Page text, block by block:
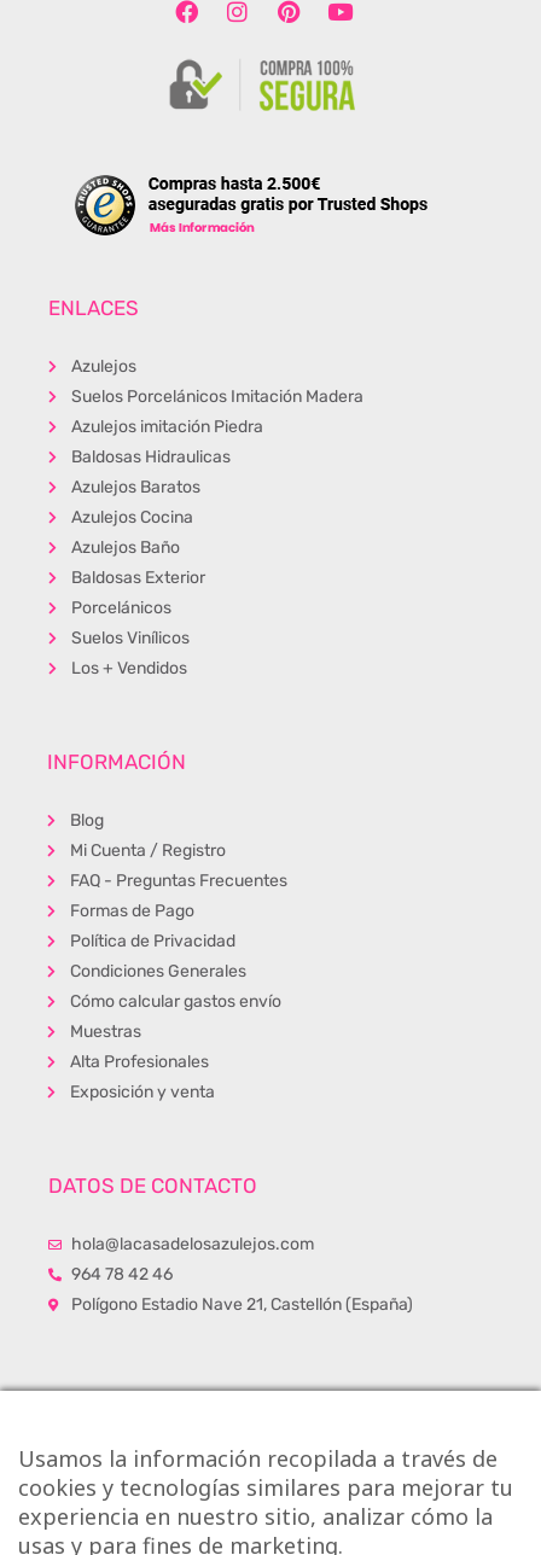
ENLACES
Azulejos
Suelos Porcelánicos Imitación Madera
Azulejos imitación Piedra
Baldosas Hidraulicas
Azulejos Baratos
Azulejos Cocina
Azulejos Baño
Baldosas Exterior
Porcelánicos
Suelos Vinílicos
Los + Vendidos
INFORMACIÓN
Blog
Mi Cuenta / Registro
FAQ - Preguntas Frecuentes
Formas de Pago
Política de Privacidad
Condiciones Generales
Cómo calcular gastos envío
Muestras
Alta Profesionales
Exposición y venta
DATOS DE CONTACTO
hola@lacasadelosazulejos.com
964 78 42 46
Polígono Estadio Nave 21, Castellón (España)
Usamos la información recopilada a través de
cookies y tecnologías similares para mejorar tu
experiencia en nuestro sitio, analizar cómo la
usas y para fines de marketing.